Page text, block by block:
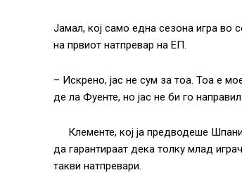
Јамал, кој само една сезона игра во
на првиот натпревар на ЕП.
– Искрено, јас не сум за тоа. Тоа е
де ла Фуенте, но јас не би го
Клементе, кој ја предводеше
да гарантираат дека толку млад
такви натпревари.